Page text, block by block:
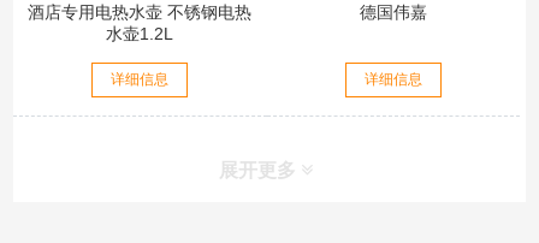
酒店专用电热水壶 不锈钢电热
水壶1.2L
详细信息
德国伟嘉
详细信息
展开更多